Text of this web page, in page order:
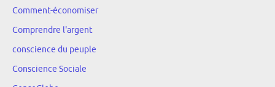
Comment-économiser
Comprendre l'argent
conscience du peuple
Conscience Sociale